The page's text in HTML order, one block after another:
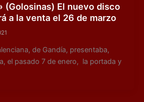
(Golosinas) El nuevo disco
a la venta el 26 de marzo
de Gandía, presentaba,
el pasado 7 de enero, la portada y